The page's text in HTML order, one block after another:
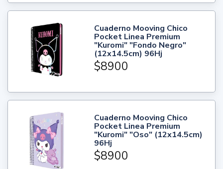
Cuaderno Mooving Chico
Pocket Linea Premium
"Kuromi" "Fondo Negro"
(12x14.5cm) 96Hj
$8900
Cuaderno Mooving Chico
Pocket Linea Premium
"Kuromi" "Oso" (12x14.5cm)
96Hj
$8900